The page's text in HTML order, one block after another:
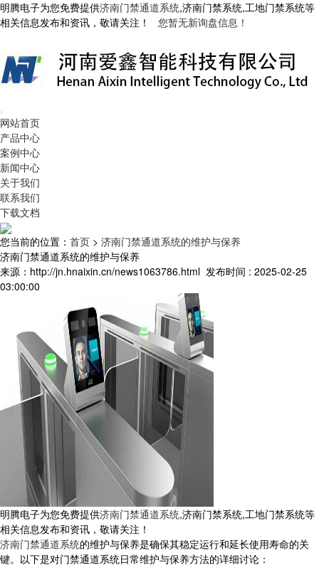
明腾电子为您免费提供济南门禁通道系统,济南门禁系统,工地门禁系统等
相关信息发布和资讯，敬请关注！ 您暂无新询盘信息！
网站首页
产品中心
案例中心
新闻中心
关于我们
联系我们
下载文档
您当前的位置： 首页 > 济南门禁通道系统的维护与保养
济南门禁通道系统的维护与保养
来源：http://jn.hnaixin.cn/news1063786.html 发布时间 : 2025-02-25
03:00:00
明腾电子为您免费提供济南门禁通道系统,济南门禁系统,工地门禁系统等
相关信息发布和资讯，敬请关注！
济南门禁通道系统的维护与保养是确保其稳定运行和延长使用寿命的关
键。以下是对门禁通道系统日常维护与保养方法的详细讨论：